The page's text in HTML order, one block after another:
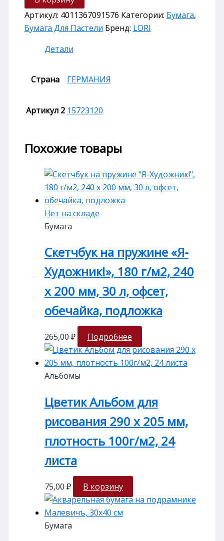
Артикул: 4011367091576 Категории: Бумага,
Бумага Для Пастели Бренд: LORI
Детали
Страна ГЕРМАНИЯ
Артикул 2 15723120
Похожие товары
Нет на складе
Бумага
Скетчбук на пружине «Я-
Художник!», 180 г/м2, 240
х 200 мм, 30 л, офсет,
обечайка, подложка
265,00 ₽ Подробнее
Альбомы
Цветик Альбом для
рисования 290 х 205 мм,
плотность 100г/м2, 24
листа
75,00 ₽ В корзину
Бумага